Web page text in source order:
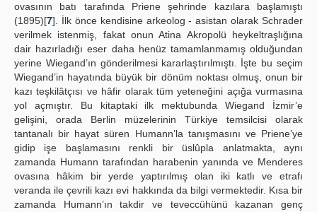
ovasının batı tarafında Priene şehrinde kazılara başlamıştı
(1895)[7]. İlk önce kendisine arkeolog - asistan olarak Schrader
verilmek istenmiş, fakat onun Atina Akropolü heykeltraşlığına
dair hazırladığı eser daha henüz tamamlanmamış olduğundan
yerine Wiegand’ın gönderilmesi kararlaştırılmıştı. İşte bu seçim
Wiegand’in hayatında büyük bir dönüm noktası olmuş, onun bir
kazı teşkilâtçısı ve hâfir olarak tüm yeteneğini açığa vurmasına
yol açmıştır. Bu kitaptaki ilk mektubunda Wiegand İzmir’e
gelişini, orada Berlin müzelerinin Türkiye temsilcisi olarak
tantanalı bir hayat süren Humann’la tanışmasını ve Priene’ye
gidip işe başlamasını renkli bir üslûpla anlatmakta, aynı
zamanda Humann tarafından harabenin yanında ve Menderes
ovasına hâkim bir yerde yaptırılmış olan iki katlı ve etrafı
veranda ile çevrili kazı evi hakkında da bilgi vermektedir. Kısa bir
zamanda Humann’ın takdir ve teveccühünü kazanan genç